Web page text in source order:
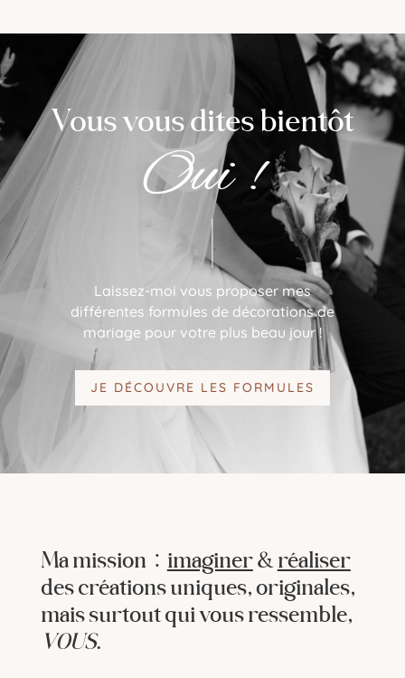
Vous vous dites bientôt
Oui !
Laissez-moi vous proposer mes
différentes formules de décorations de
mariage pour votre plus beau jour !
JE DÉCOUVRE LES FORMULES
Ma mission : imaginer&réaliser
des créations uniques, originales,
mais surtout qui vous ressemble,
VOUS.